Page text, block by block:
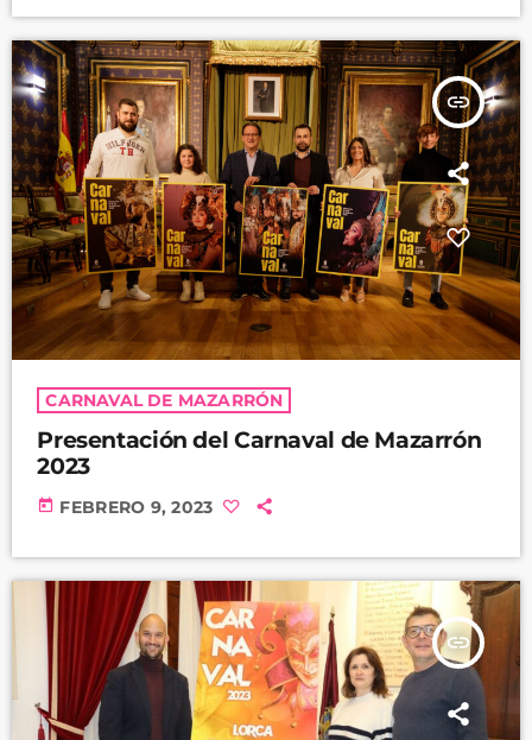
insert_link
CARNAVAL DE MAZARRÓN
Presentación del Carnaval de Mazarrón
2023
today FEBRERO 9, 2023
insert_link